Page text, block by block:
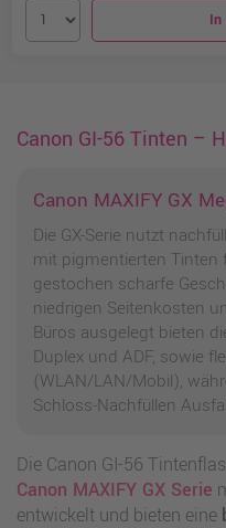
In
Canon GI-56 Tinten –
Canon MAXIFY GX
Die GX-Serie nutzt
mit pigmentierten Tinten
gestochen scharfe
niedrigen Seitenkosten
Büros ausgelegt bieten
Duplex und ADF, sowie
(WLAN/LAN/Mobil),
Schloss-Nachfüllen
Die Canon GI-56
Canon MAXIFY GX Serie
entwickelt und bieten eine